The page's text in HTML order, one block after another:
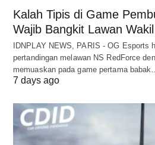
Kalah Tipis di Game
Wajib Bangkit Lawan
IDNPLAY NEWS, PARIS - OG Esports
pertandingan melawan NS RedForce
memuaskan pada game pertama
7 days ago